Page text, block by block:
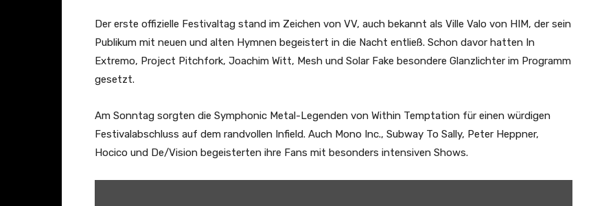
Der erste offizielle Festivaltag stand im Zeichen von VV, auch bekannt als Ville Valo von HIM, der sein
Publikum mit neuen und alten Hymnen begeistert in die Nacht entließ. Schon davor hatten In
Extremo, Project Pitchfork, Joachim Witt, Mesh und Solar Fake besondere Glanzlichter im Programm
gesetzt.
Am Sonntag sorgten die Symphonic Metal-Legenden von Within Temptation für einen würdigen
Festivalabschluss auf dem randvollen Infield. Auch Mono Inc., Subway To Sally, Peter Heppner,
Hocico und De/Vision begeisterten ihre Fans mit besonders intensiven Shows.